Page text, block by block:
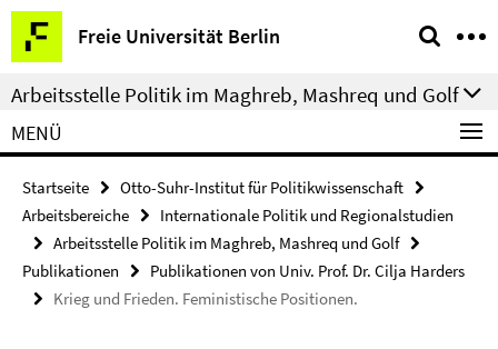
Springe
direkt
zu
Inhalt
Freie Universität Berlin
Service-
Navigation
Arbeitsstelle Politik im Maghreb, Mashreq und Golf
MENÜ
Startseite
Otto-Suhr-Institut für Politikwissenschaft
Arbeitsbereiche
Internationale Politik und Regionalstudien
Arbeitsstelle Politik im Maghreb, Mashreq und Golf
Publikationen
Publikationen von Univ. Prof. Dr. Cilja Harders
Krieg und Frieden. Feministische Positionen.